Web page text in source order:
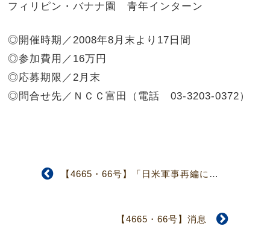
フィリピン・バナナ園 青年インターン
◎開催時期／2008年8月末より17日間
◎参加費用／16万円
◎応募期限／2月末
◎問合せ先／ＮＣＣ富田（電話 03-3203-0372）
【4665・66号】「日米軍事再編に関し北米教会との共働を開始する件」否決
【4665・66号】消息